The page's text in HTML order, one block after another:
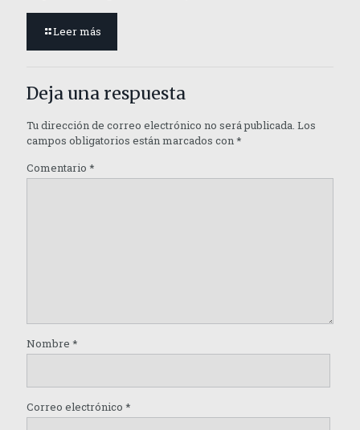
Leer más
Deja una respuesta
Tu dirección de correo electrónico no será publicada. Los
campos obligatorios están marcados con*
Comentario *
Nombre *
Correo electrónico *